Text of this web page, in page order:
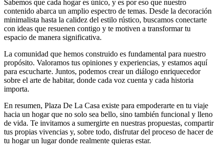
Sabemos que cada hogar es único, y es por eso que nuestro
contenido abarca un amplio espectro de temas. Desde la decoración
minimalista hasta la calidez del estilo rústico, buscamos conectarte
con ideas que resuenen contigo y te motiven a transformar tu
espacio de manera significativa.
La comunidad que hemos construido es fundamental para nuestro
propósito. Valoramos tus opiniones y experiencias, y estamos aquí
para escucharte. Juntos, podemos crear un diálogo enriquecedor
sobre el arte de habitar, donde cada voz cuenta y cada historia
importa.
En resumen, Plaza De La Casa existe para empoderarte en tu viaje
hacia un hogar que no solo sea bello, sino también funcional y lleno
de vida. Te invitamos a sumergirte en nuestras propuestas, compartir
tus propias vivencias y, sobre todo, disfrutar del proceso de hacer de
tu hogar un lugar donde realmente quieras estar.